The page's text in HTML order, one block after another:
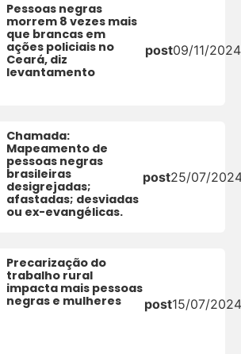
Pessoas negras
morrem 8 vezes mais
que brancas em
ações policiais no
Ceará, diz
levantamento
post09/11/2024
Chamada:
Mapeamento de
pessoas negras
brasileiras
desigrejadas;
afastadas; desviadas
ou ex-evangélicas.
post25/07/
Precarização do
trabalho rural
impacta mais pessoas
negras e mulheres
post15/07/2024